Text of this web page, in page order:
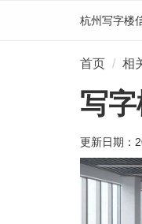
杭州写字楼
首页 相
写
更新日期：